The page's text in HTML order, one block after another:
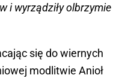
i wyrządziły olbrzymie
się do wiernych
modlitwie Anioł